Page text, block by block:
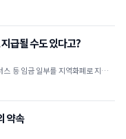
대해 고강도 진입 장벽을
급될 수도 있다고?
등 임금 일부를 지역화폐로 지급할
준법 개정안이 발의됐습니다. 물
약속